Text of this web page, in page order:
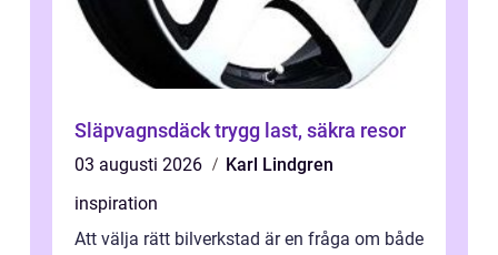
Släpvagnsdäck trygg last, säkra resor
03 augusti 2026
Karl Lindgren
inspiration
Att välja rätt bilverkstad är en fråga om både